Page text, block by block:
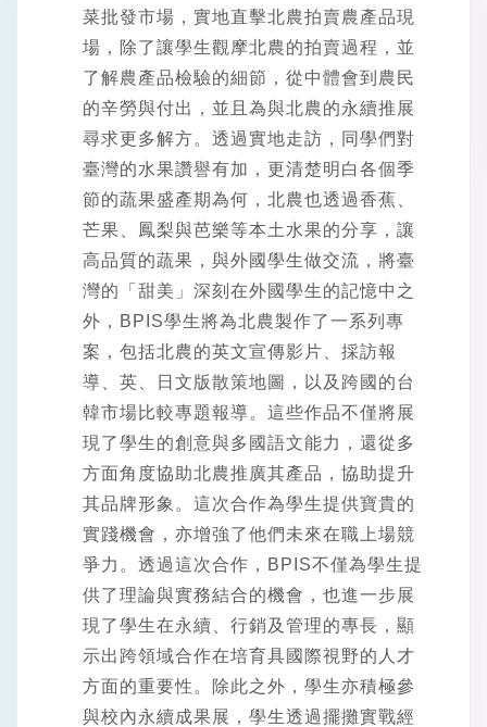
菜批發市場，實地直擊北農拍賣農產品現
場，除了讓學生觀摩北農的拍賣過程，並
了解農產品檢驗的細節，從中體會到農民
的辛勞與付出，並且為與北農的永續推展
尋求更多解方。透過實地走訪，同學們對
臺灣的水果讚譽有加，更清楚明白各個季
節的蔬果盛產期為何，北農也透過香蕉、
芒果、鳳梨與芭樂等本土水果的分享，讓
高品質的蔬果，與外國學生做交流，將臺
灣的「甜美」深刻在外國學生的記憶中之
外，BPIS學生將為北農製作了一系列專
案，包括北農的英文宣傳影片、採訪報
導、英、日文版散策地圖，以及跨國的台
韓市場比較專題報導。這些作品不僅將展
現了學生的創意與多國語文能力，還從多
方面角度協助北農推廣其產品，協助提升
其品牌形象。這次合作為學生提供寶貴的
實踐機會，亦增強了他們未來在職上場競
爭力。透過這次合作，BPIS不僅為學生提
供了理論與實務結合的機會，也進一步展
現了學生在永續、行銷及管理的專長，顯
示出跨領域合作在培育具國際視野的人才
方面的重要性。除此之外，學生亦積極參
與校內永續成果展，學生透過擺攤實戰經